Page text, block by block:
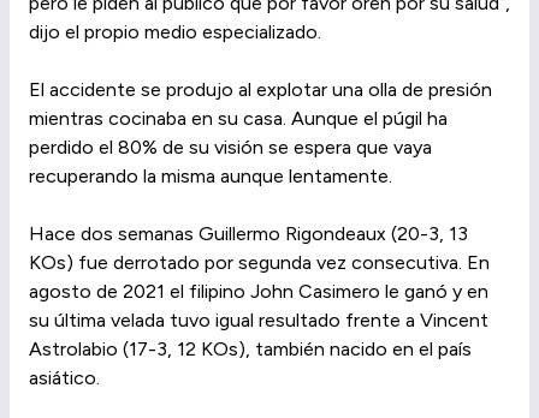
dijo el propio medio especializado.
El accidente se produjo al explotar una olla de presión
mientras cocinaba en su casa. Aunque el púgil ha
perdido el 80% de su visión se espera que vaya
recuperando la misma aunque lentamente.
Hace dos semanas Guillermo Rigondeaux (20-3, 13
KOs) fue derrotado por segunda vez consecutiva. En
agosto de 2021 el filipino John Casimero le ganó y en
su última velada tuvo igual resultado frente a Vincent
Astrolabio (17-3, 12 KOs), también nacido en el país
asiático.